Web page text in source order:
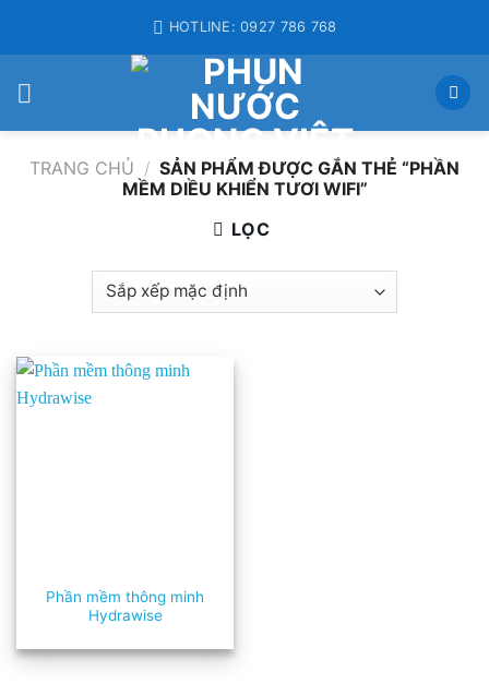
HOTLINE: 0927 786 768
TRANG CHỦ / SẢN PHẨM ĐƯỢC GẮN THẺ “PHẦN
MỀM DIỀU KHIỂN TƯƠI WIFI”
LỌC
Phần mềm thông minh
Hydrawise